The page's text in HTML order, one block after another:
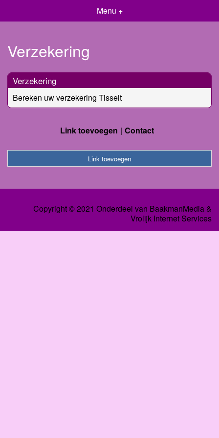
Menu +
Verzekering
Verzekering
Bereken uw verzekering Tisselt
Link toevoegen Contact
Link toevoegen
Copyright © 2021 Onderdeel van BaakmanMedia &
Vrolijk Internet Services